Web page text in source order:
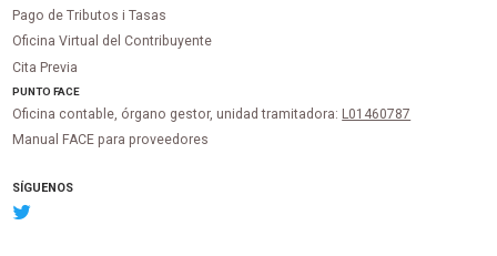
Pago de Tributos i Tasas
Oficina Virtual del Contribuyente
Cita Previa
PUNTOFACE
Oficina contable, órgano gestor, unidad tramitadora: L01460787
Manual FACE para proveedores
SÍGUENOS